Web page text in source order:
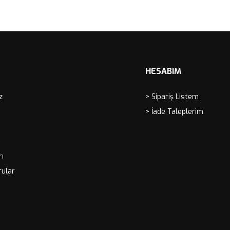
HESABIM
> Sipariş Listem
> İade Taleplerim